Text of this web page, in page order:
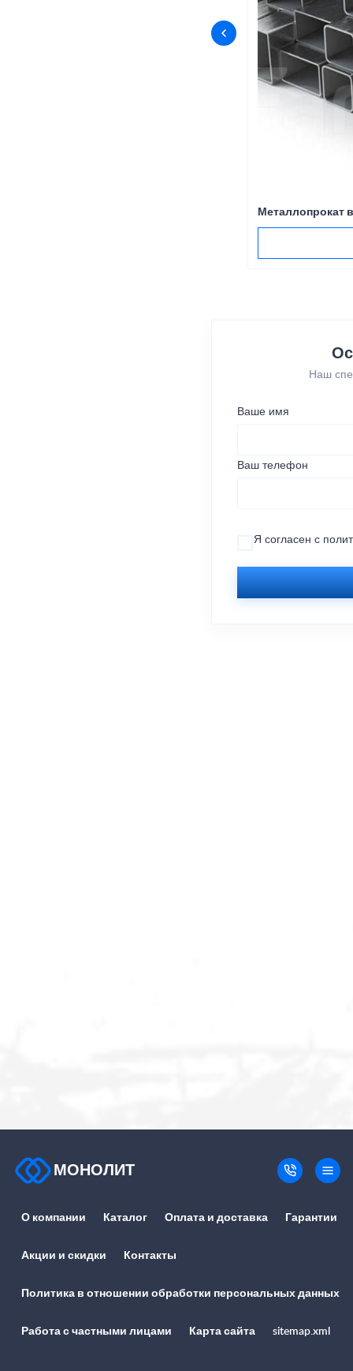
Металлопрокат
Наш
Ваше имя
Ваш телефон
Я согласен с
МОНОЛИТ
О компании Каталог Оплата и доставка Гарантии
Акции и скидки Контакты
Политика в отношении обработки персональных данных
Работа с частными лицами Карта сайта sitemap.xml